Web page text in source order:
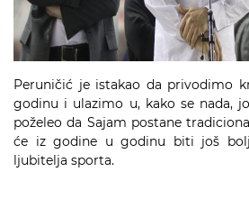
Peruničić je istakao da privodimo
godinu i ulazimo u, kako se nada,
poželeo da Sajam postane
će iz godine u godinu biti još
ljubitelja sporta.